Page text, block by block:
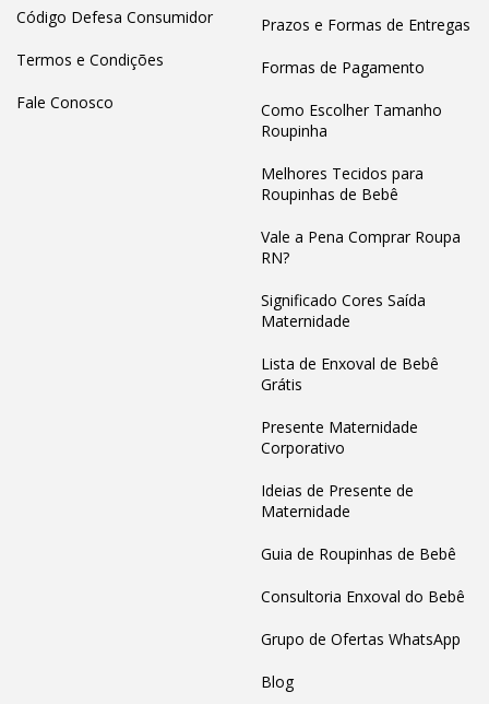
Código Defesa Consumidor
Termos e Condições
Fale Conosco
Prazos e Formas de Entregas
Formas de Pagamento
Como Escolher Tamanho
Roupinha
Melhores Tecidos para
Roupinhas de Bebê
Vale a Pena Comprar Roupa
RN?
Significado Cores Saída
Maternidade
Lista de Enxoval de Bebê
Grátis
Presente Maternidade
Corporativo
Ideias de Presente de
Maternidade
Guia de Roupinhas de Bebê
Consultoria Enxoval do Bebê
Grupo de Ofertas WhatsApp
Blog